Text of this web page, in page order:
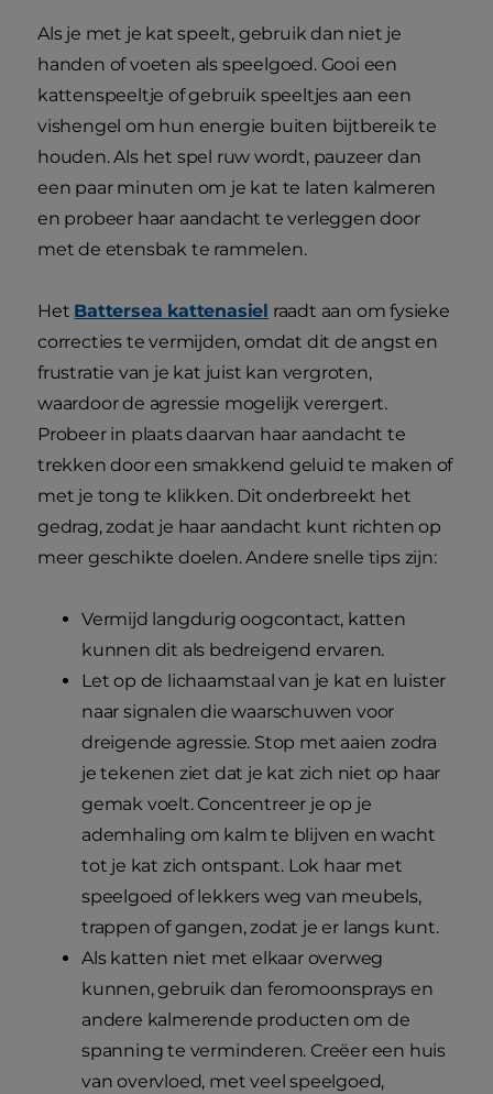
Als je met je kat speelt, gebruik dan niet je
handen of voeten als speelgoed. Gooi een
kattenspeeltje of gebruik speeltjes aan een
vishengel om hun energie buiten bijtbereik te
houden. Als het spel ruw wordt, pauzeer dan
een paar minuten om je kat te laten kalmeren
en probeer haar aandacht te verleggen door
met de etensbak te rammelen.
Het Battersea kattenasiel raadt aan om fysieke
correcties te vermijden, omdat dit de angst en
frustratie van je kat juist kan vergroten,
waardoor de agressie mogelijk verergert.
Probeer in plaats daarvan haar aandacht te
trekken door een smakkend geluid te maken of
met je tong te klikken. Dit onderbreekt het
gedrag, zodat je haar aandacht kunt richten op
meer geschikte doelen. Andere snelle tips zijn:
Vermijd langdurig oogcontact, katten
kunnen dit als bedreigend ervaren.
Let op de lichaamstaal van je kat en luister
naar signalen die waarschuwen voor
dreigende agressie. Stop met aaien zodra
je tekenen ziet dat je kat zich niet op haar
gemak voelt. Concentreer je op je
ademhaling om kalm te blijven en wacht
tot je kat zich ontspant. Lok haar met
speelgoed of lekkers weg van meubels,
trappen of gangen, zodat je er langs kunt.
Als katten niet met elkaar overweg
kunnen, gebruik dan feromoonsprays en
andere kalmerende producten om de
spanning te verminderen. Creëer een huis
van overvloed, met veel speelgoed,